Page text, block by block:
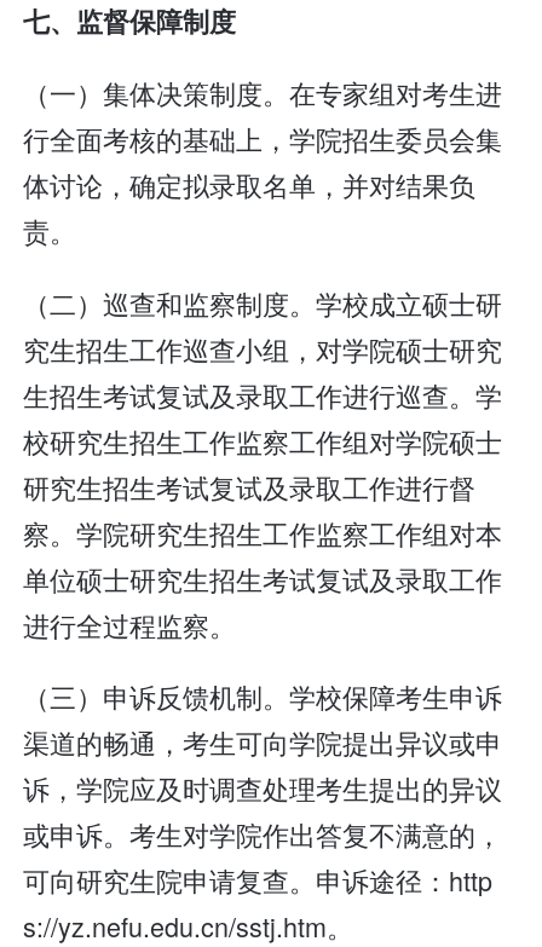
七、监督保障制度
（一）集体决策制度。在专家组对考生进
行全面考核的基础上，学院招生委员会集
体讨论，确定拟录取名单，并对结果负
责。
（二）巡查和监察制度。学校成立硕士研
究生招生工作巡查小组，对学院硕士研究
生招生考试复试及录取工作进行巡查。学
校研究生招生工作监察工作组对学院硕士
研究生招生考试复试及录取工作进行督
察。学院研究生招生工作监察工作组对本
单位硕士研究生招生考试复试及录取工作
进行全过程监察。
（三）申诉反馈机制。学校保障考生申诉
渠道的畅通，考生可向学院提出异议或申
诉，学院应及时调查处理考生提出的异议
或申诉。考生对学院作出答复不满意的，
可向研究生院申请复查。申诉途径：http
s://yz.nefu.edu.cn/sstj.htm。